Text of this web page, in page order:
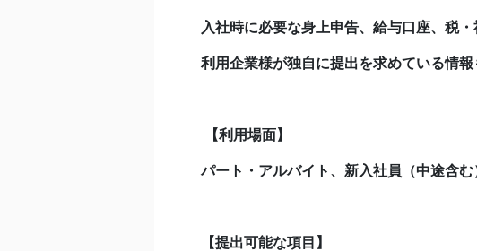
入社時に必要な身上申告、給与口座、税
利用企業様が独自に提出を求めている情
【利用場面】
パート・アルバイト、新入社員（中途含
【提出可能な項目】